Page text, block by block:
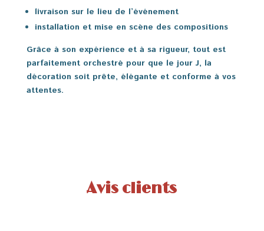
livraison sur le lieu de l’événement
installation et mise en scène des compositions
Grâce à son expérience et à sa rigueur, tout est
parfaitement orchestré pour que le jour J, la
décoration soit prête, élégante et conforme à vos
attentes.
Avis clients